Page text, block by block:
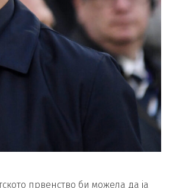
првенство би можела да ја